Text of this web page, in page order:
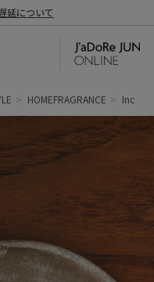
延について
HOMEFRAGRANCE